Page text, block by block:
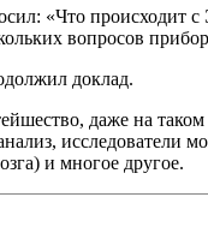
«Что происходит
вопросов
доклад.
даже на таком
исследователи
и многое другое.